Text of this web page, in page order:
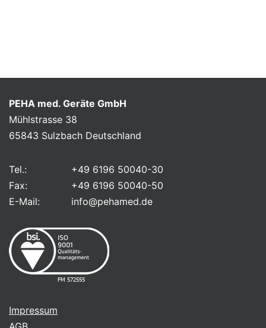
PEHA med. Geräte GmbH
Mühlstrasse 38
65843 Sulzbach Deutschland
Tel.:
+49 6196 50040-30
Fax:
+49 6196 50040-50
E-Mail:
info@pehamed.de
FM 572555
Impressum